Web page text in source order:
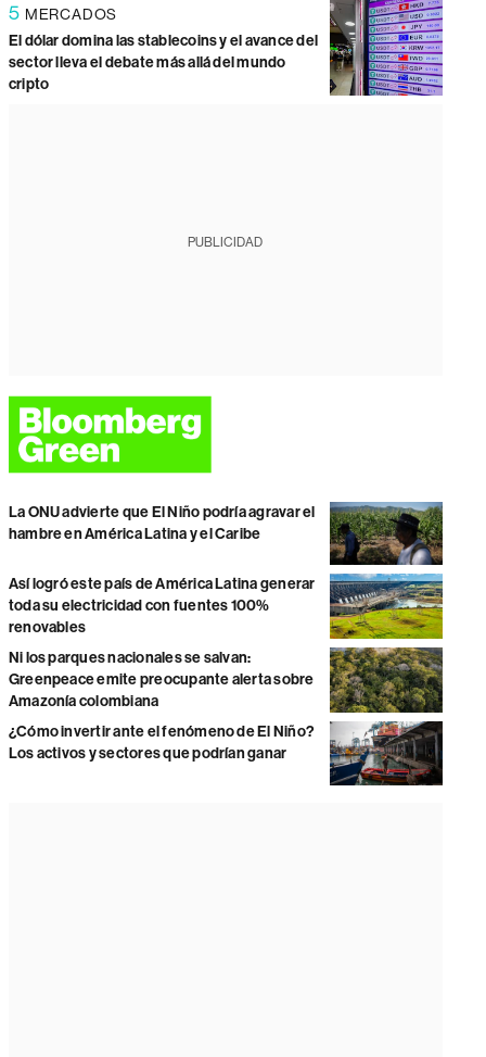
5 MERCADOS
El dólar domina las stablecoins y el avance del
sector lleva el debate más allá del mundo
cripto
PUBLICIDAD
La ONU advierte que El Niño podría agravar el
hambre en América Latina y el Caribe
Así logró este país de América Latina generar
toda su electricidad con fuentes 100%
renovables
Ni los parques nacionales se salvan:
Greenpeace emite preocupante alerta sobre
Amazonía colombiana
¿Cómo invertir ante el fenómeno de El Niño?
Los activos y sectores que podrían ganar